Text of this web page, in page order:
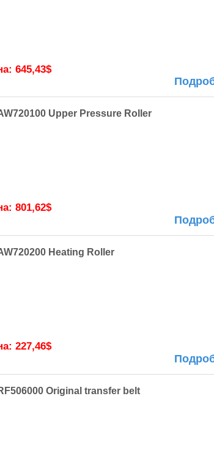
645,43$
Upper Pressure Roller
801,62$
Heating Roller
227,46$
Original transfer belt